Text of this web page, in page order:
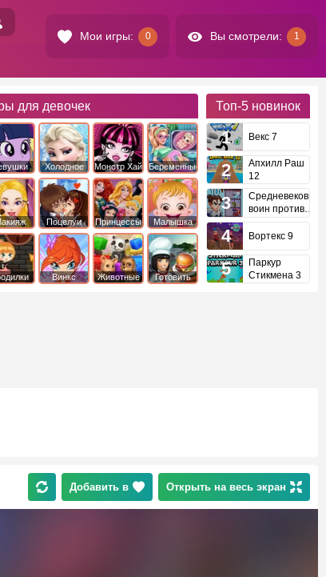
Мои игры: 0 Вы смотрели: 1
для девочек
Холодное
Сердце
Монстр Хай Беременные
Поцелуи
Принцессы
Диснея
Малышка
Хейзел
Винкс Животные
Готовить
Топ-5 новинок
Векс 7
Апхилл Раш
12
Средневековый
воин против
Вортекс 9
Паркур
Стикмена 3
Добавить в Открыть на весь экран